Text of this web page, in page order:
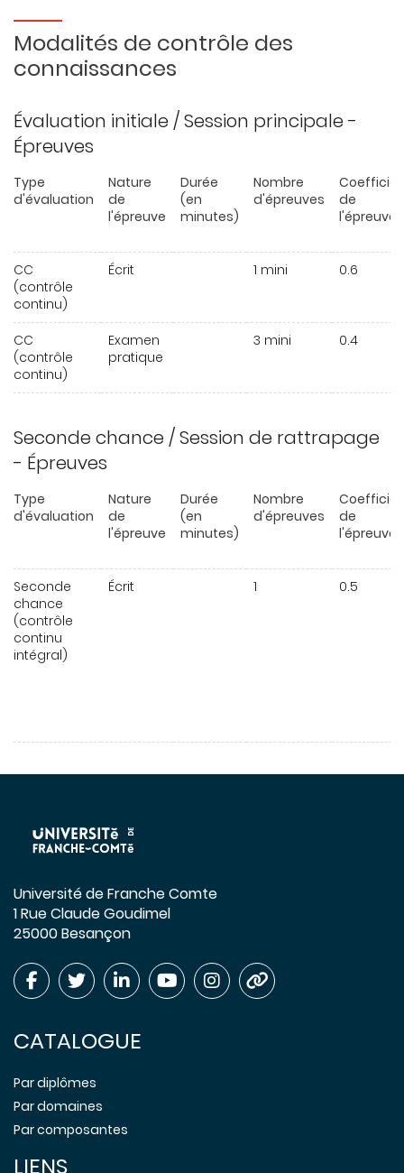
Modalités de contrôle des
connaissances
Évaluation initiale / Session principale -
Épreuves
Type
d'évaluation
Nature
de
l'épreuve
Durée
(en
minutes)
Nombre
d'épreuves
de
l'épreuve
CC
(contrôle
continu)
Écrit 1 mini 0.6
CC
(contrôle
continu)
Examen
pratique
3 mini 0.4
Seconde chance / Session de rattrapage
- Épreuves
Type
d'évaluation
Nature
de
l'épreuve
Durée
(en
minutes)
Nombre
d'épreuves
de
l'épreuve
Seconde
chance
(contrôle
continu
intégral)
Écrit 1 0.5
Université de Franche Comte
1 Rue Claude Goudimel
25000 Besançon
CATALOGUE
Par diplômes
Par domaines
Par composantes
LIENS